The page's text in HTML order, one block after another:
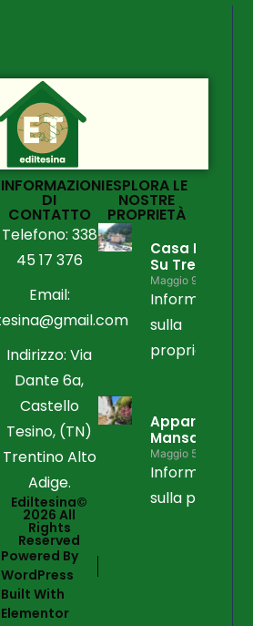
INFORMAZIONI
DI
CONTATTO
Telefono: 338
45 17 376
Email:
Indirizzo: Via
Dante 6a,
Castello
Tesino, (TN)
Trentino Alto
Adige.
Ediltesina©
2026 All
Rights
Reserved
Powered By
WordPress
Built With
Elementor
ESPLORA LE
NOSTRE
PROPRIETÀ
Casa Libera
Su Tre Lati
Maggio 9, 2026
Informazioni
sulla
proprietà
Mansardato
Maggio 5, 2026
Informazioni
sulla